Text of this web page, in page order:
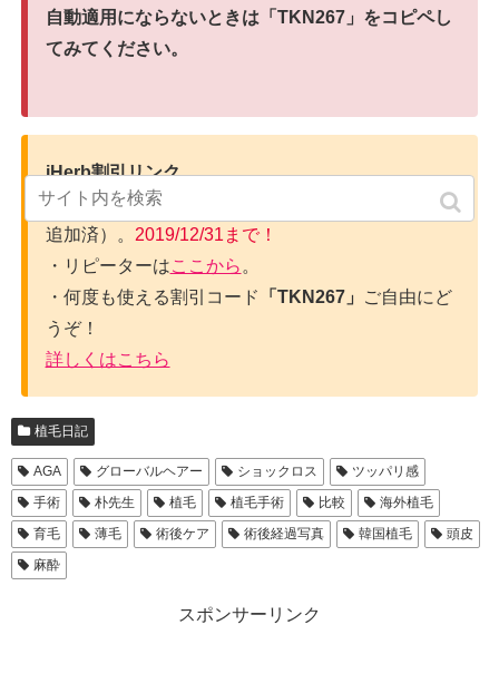
自動適用にならないときは「TKN267」をコピペし
てみてください。
iHerb割引リンク
・初回購入はここから
（10ドルOFF+5％割引コード
追加済）。 2019/12/31まで！
・リピーターはここから 。
・何度も使える割引コード 「TKN267」
ご自由にど
うぞ！
詳しくはこちら
植毛日記
AGA グローバルヘアー ショックロス
ツッパリ感
手術
朴先生 植毛 植毛手術 比較
海外植毛
育毛
薄毛 術後ケア 術後経過写真 韓国植毛
頭皮
麻酔
スポンサーリンク